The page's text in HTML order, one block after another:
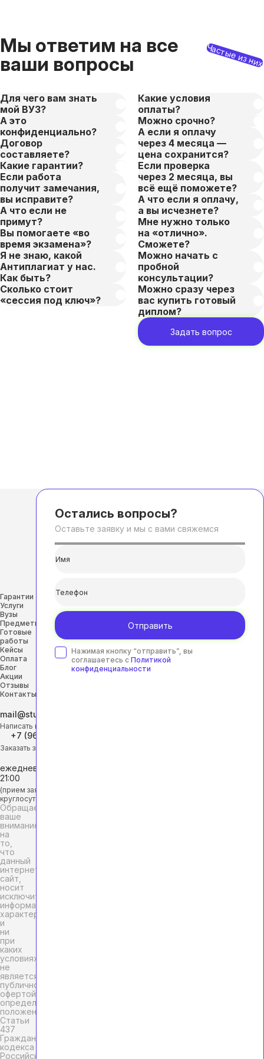
Мы ответим на все
ваши вопросы
Частые из них
Для чего вам знать
мой ВУЗ?
А это
конфиденциально?
Договор
составляете?
Какие гарантии?
Если работа
получит замечания,
вы исправите?
А что если не
примут?
Вы помогаете «во
время экзамена»?
Я не знаю, какой
Антиплагиат у нас.
Как быть?
Сколько стоит
«сессия под ключ»?
Какие условия
оплаты?
Можно срочно?
А если я оплачу
через 4 месяца —
цена сохранится?
Если проверка
через 2 месяца, вы
всё ещё поможете?
А что если я оплачу,
а вы исчезнете?
Мне нужно только
на «отлично».
Сможете?
Можно начать с
пробной
консультации?
Можно сразу через
вас купить готовый
диплом?
Задать вопрос
Гарантии
Услуги
Вузы
Предметы
Готовые
работы
Кейсы
Оплата
Блог
Акции
Отзывы
Контакты
mail@studhelp-online.ru
Написать на почту
+7 (968) 453-29-88
Заказать звонок
ежедневно с 9:00 до
21:00
(прием заявок
круглосуточно)
Обращаем
ваше
внимание
на
то,
что
данный
интернет-
сайт,
носит
исключительно
информационный
характер
и
ни
при
каких
условиях
не
является
публичной
офертой,
определяемой
положениями
Статьи
437
Гражданского
кодекса
Российской
Остались вопросы?
Оставьте заявку и мы с вами свяжемся
Отправить
Нажимая кнопку “отправить”, вы
соглашаетесь с Политикой
конфиденциальности